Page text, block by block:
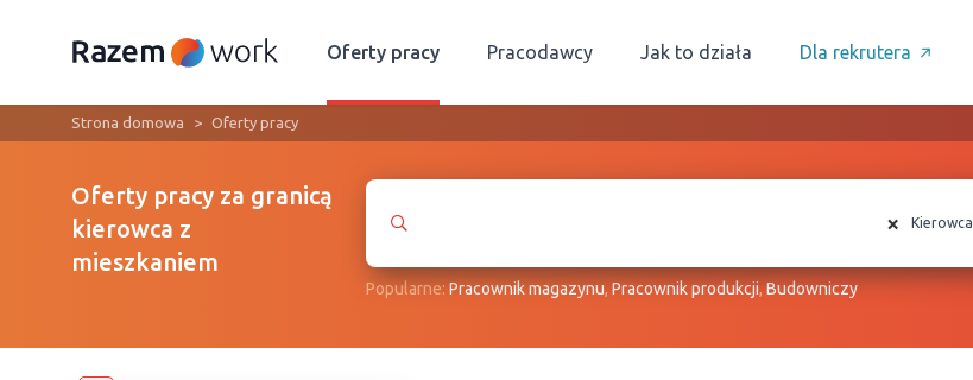
Oferty pracy Pracodawcy Jak to działa Dla rekrutera
Strona domowa Oferty pracy
Oferty pracy za granicą
kierowca z
mieszkaniem
× Kierowca
Popularne:Рracownik magazynu,Pracownik produkcji,Budowniczy